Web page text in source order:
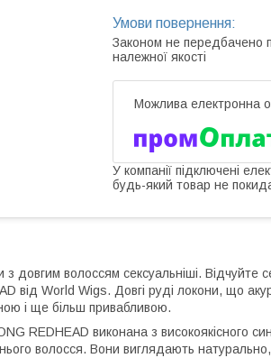
Законом не передбачено
належної якості
У компанії підключені
будь-який товар не
з довгим волоссям сексуальніші.
від World Wigs. Довгі руді локони, що
і ще більш привабливою.
REDHEAD виконана з високоякісного
волосся. Вони виглядають